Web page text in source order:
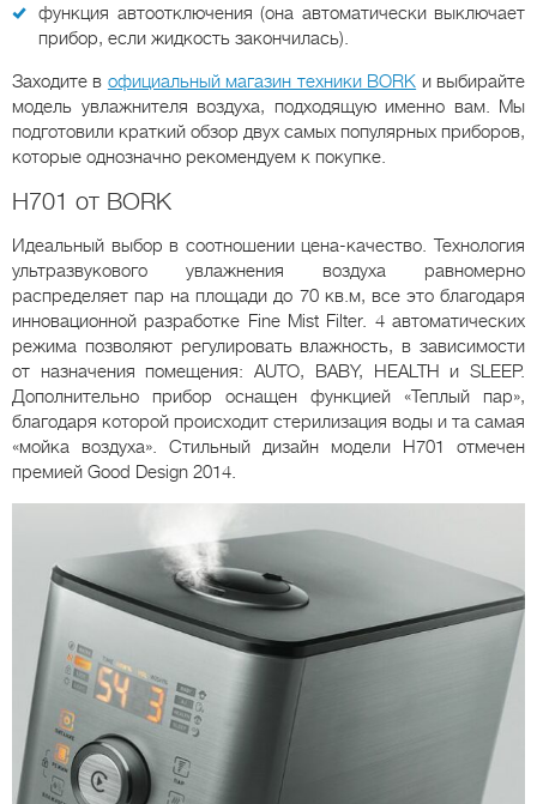
функция автоотключения (она автоматически выключает
прибор, если жидкость закончилась).
Заходите в официальный магазин техники BORK и выбирайте
модель увлажнителя воздуха, подходящую именно вам. Мы
подготовили краткий обзор двух самых популярных приборов,
которые однозначно рекомендуем к покупке.
H701 от BORK
Идеальный выбор в соотношении цена-качество. Технология
ультразвукового увлажнения воздуха равномерно
распределяет пар на площади до 70 кв.м, все это благодаря
инновационной разработке Fine Mist Filter. 4 автоматических
режима позволяют регулировать влажность, в зависимости
от назначения помещения: AUTO, BABY, HEALTH и SLEEP.
Дополнительно прибор оснащен функцией «Теплый пар»,
благодаря которой происходит стерилизация воды и та самая
«мойка воздуха». Стильный дизайн модели H701 отмечен
премией Good Design 2014.